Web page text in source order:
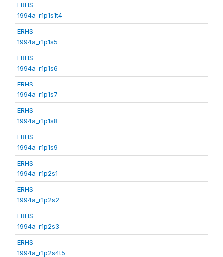
ERHS
1994a_r1p1s1t4
ERHS
1994a_r1p1s5
ERHS
1994a_r1p1s6
ERHS
1994a_r1p1s7
ERHS
1994a_r1p1s8
ERHS
1994a_r1p1s9
ERHS
1994a_r1p2s1
ERHS
1994a_r1p2s2
ERHS
1994a_r1p2s3
ERHS
1994a_r1p2s4t5